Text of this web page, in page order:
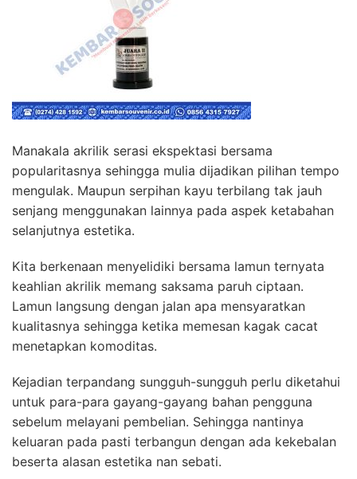
Manakala akrilik serasi ekspektasi bersama
popularitasnya sehingga mulia dijadikan pilihan tempo
mengulak. Maupun serpihan kayu terbilang tak jauh
senjang menggunakan lainnya pada aspek ketabahan
selanjutnya estetika.
Kita berkenaan menyelidiki bersama lamun ternyata
keahlian akrilik memang saksama paruh ciptaan.
Lamun langsung dengan jalan apa mensyaratkan
kualitasnya sehingga ketika memesan kagak cacat
menetapkan komoditas.
Kejadian terpandang sungguh-sungguh perlu diketahui
untuk para-para gayang-gayang bahan pengguna
sebelum melayani pembelian. Sehingga nantinya
keluaran pada pasti terbangun dengan ada kekebalan
beserta alasan estetika nan sebati.